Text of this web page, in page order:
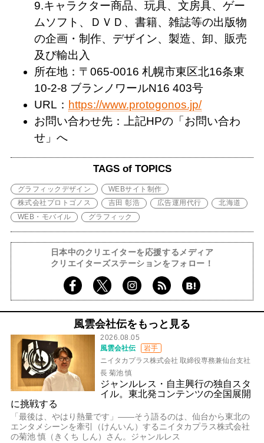
9.キャラクター商品、玩具、文房具、ゲー
ムソフト、ＤＶＤ、書籍、雑誌等の出版物
の企画・制作、デザイン、製造、卸、販売
及び輸出入
所在地：〒065-0016 札幌市東区北16条東
10-2-8 ブランノワールN16 403号
URL： https://www.protogonos.jp/
お問い合わせ先：上記HPの「お問い合わ
せ」へ
TAGS of TOPICS
グラフィックデザイン
WEBサイト制作
株式会社プロトゴノス
吉田 彰浩 広告運用代行
北海道
WEB・モバイル
グラフィック
日本中のクリエイターを応援するメディア
クリエイターズステーションをフォロー！
風雲会社伝をもっと見る
2026.08.05
風雲会社伝
岩手
ニイタカプラス株式会社 取締役専務兼仙台支社
長 菊池 慎
ジャンルレス・自主興行の独自スタ
イル。東北発コンテンツの全国展開
に挑戦する
「最後は、やはり熱量です」――そう語るのは、仙台から東北の
エンタメシーンを牽引（けんいん）するニイタカプラス株式会社
の菊池 慎（きくち しん）さん。ジャンルレス